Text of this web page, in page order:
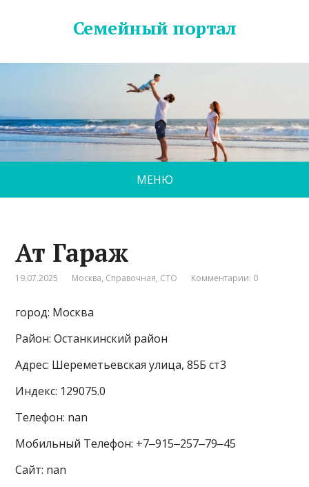
Семейный портал
МЕНЮ
Ат Гараж
19.07.2025 Москва, Справочная, СТО Комментарии: 0
город: Москва
Район: Останкинский район
Адрес: Шереметьевская улица, 85Б ст3
Индекс: 129075.0
Телефон: nan
Мобильный Телефон: +7‒915‒257‒79‒45
Сайт: nan